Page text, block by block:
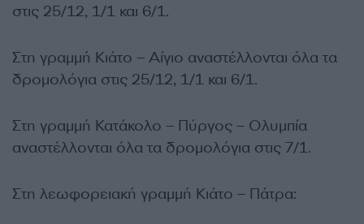
στις 25/12, 1/1 και 6/1.
Στη γραμμή Κιάτο – Αίγιο αναστέλλονται όλα τα
δρομολόγια στις 25/12, 1/1 και 6/1.
Στη γραμμή Κατάκολο – Πύργος – Ολυμπία
αναστέλλονται όλα τα δρομολόγια στις 7/1.
Στη λεωφορειακή γραμμή Κιάτο – Πάτρα: